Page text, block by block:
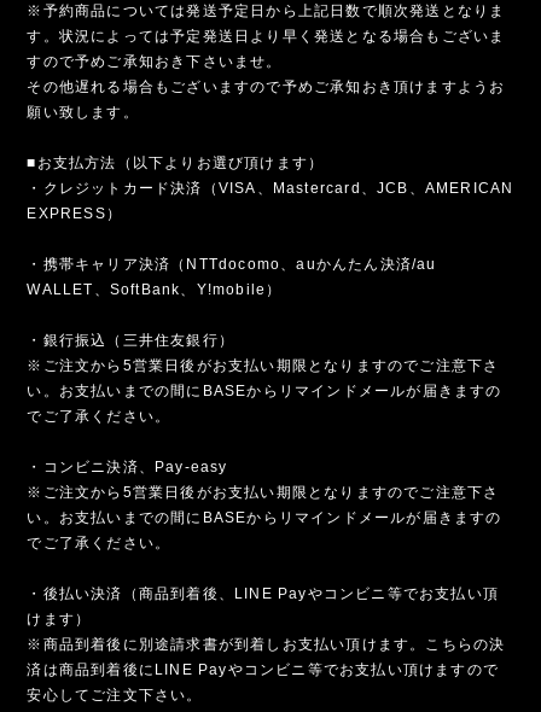
※予約商品については発送予定日から上記日数で順次発送となりま
す。状況によっては予定発送日より早く発送となる場合もございま
すので予めご承知おき下さいませ。
その他遅れる場合もございますので予めご承知おき頂けますようお
願い致します。
■お支払方法（以下よりお選び頂けます）
・クレジットカード決済（VISA、Mastercard、JCB、AMERICAN
EXPRESS）
・携帯キャリア決済（NTTdocomo、auかんたん決済/au
WALLET、SoftBank、Y!mobile）
・銀行振込（三井住友銀行）
※ご注文から5営業日後がお支払い期限となりますのでご注意下さ
い。お支払いまでの間にBASEからリマインドメールが届きますの
でご了承ください。
・コンビニ決済、Pay-easy
※ご注文から5営業日後がお支払い期限となりますのでご注意下さ
い。お支払いまでの間にBASEからリマインドメールが届きますの
でご了承ください。
・後払い決済（商品到着後、LINE Payやコンビニ等でお支払い頂
けます）
※商品到着後に別途請求書が到着しお支払い頂けます。こちらの決
済は商品到着後にLINE Payやコンビニ等でお支払い頂けますので
安心してご注文下さい。